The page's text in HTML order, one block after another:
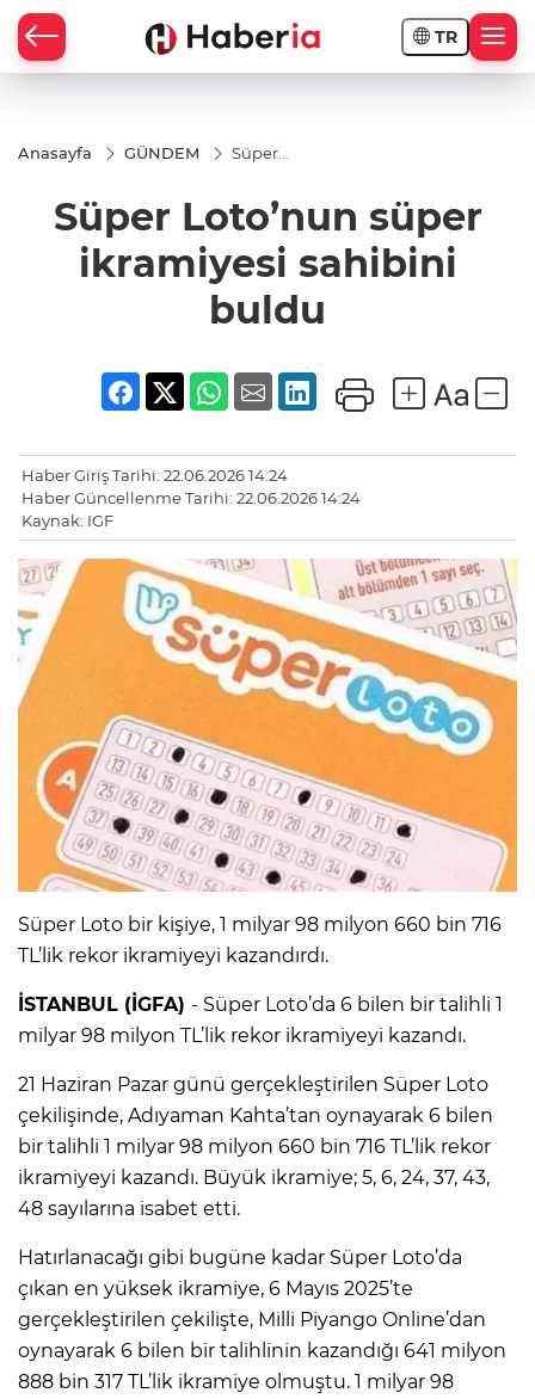
TR
Anasayfa GÜNDEM
Süper
ikramiyesi
sahibini
buldu
Süper Loto’nun süper
ikramiyesi sahibini
buldu
Haber Giriş Tarihi: 22.06.2026 14:24
Haber Güncellenme Tarihi: 22.06.2026 14:24
Kaynak: IGF
Süper Loto bir kişiye, 1 milyar 98 milyon 660 bin 716
TL’lik rekor ikramiyeyi kazandırdı.
İSTANBUL (İGFA) - Süper Loto’da 6 bilen bir talihli 1
milyar 98 milyon TL’lik rekor ikramiyeyi kazandı.
21 Haziran Pazar günü gerçekleştirilen Süper Loto
çekilişinde, Adıyaman Kahta’tan oynayarak 6 bilen
bir talihli 1 milyar 98 milyon 660 bin 716 TL’lik rekor
ikramiyeyi kazandı. Büyük ikramiye; 5, 6, 24, 37, 43,
48 sayılarına isabet etti.
Hatırlanacağı gibi bugüne kadar Süper Loto’da
çıkan en yüksek ikramiye, 6 Mayıs 2025’te
gerçekleştirilen çekilişte, Milli Piyango Online’dan
oynayarak 6 bilen bir talihlinin kazandığı 641 milyon
888 bin 317 TL’lik ikramiye olmuştu. 1 milyar 98